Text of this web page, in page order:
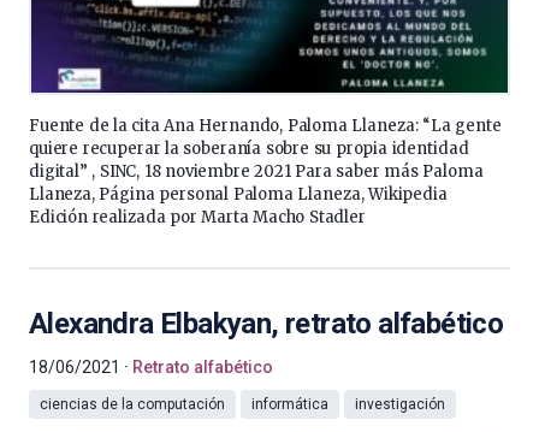
Fuente de la cita Ana Hernando, Paloma Llaneza: “La gente
quiere recuperar la soberanía sobre su propia identidad
digital” , SINC, 18 noviembre 2021 Para saber más Paloma
Llaneza, Página personal Paloma Llaneza, Wikipedia
Edición realizada por Marta Macho Stadler
Alexandra Elbakyan, retrato alfabético
18/06/2021 Retrato alfabético
ciencias de la computación informática investigación